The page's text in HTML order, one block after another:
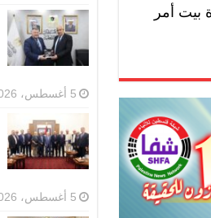
بيت أمر
5 أغسطس، 2026
5 أغسطس، 2026